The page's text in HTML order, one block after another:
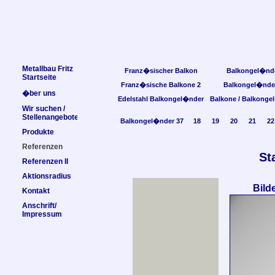
Franz�sischer Balkon
Franz�sische Balkone 2
Edelstahl Balkongel�nder
Balkone /
Balkongel�nder 37 18 19 20 21 22
Metallbau Fritz
Startseite
�ber uns
Wir suchen /
Stellenangebote
Produkte
Referenzen
Referenzen II
Aktionsradius
Kontakt
Anschrift/
Impressum